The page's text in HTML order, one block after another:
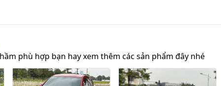
phù hợp bạn hay xem thêm các sản phẩm đây nhé